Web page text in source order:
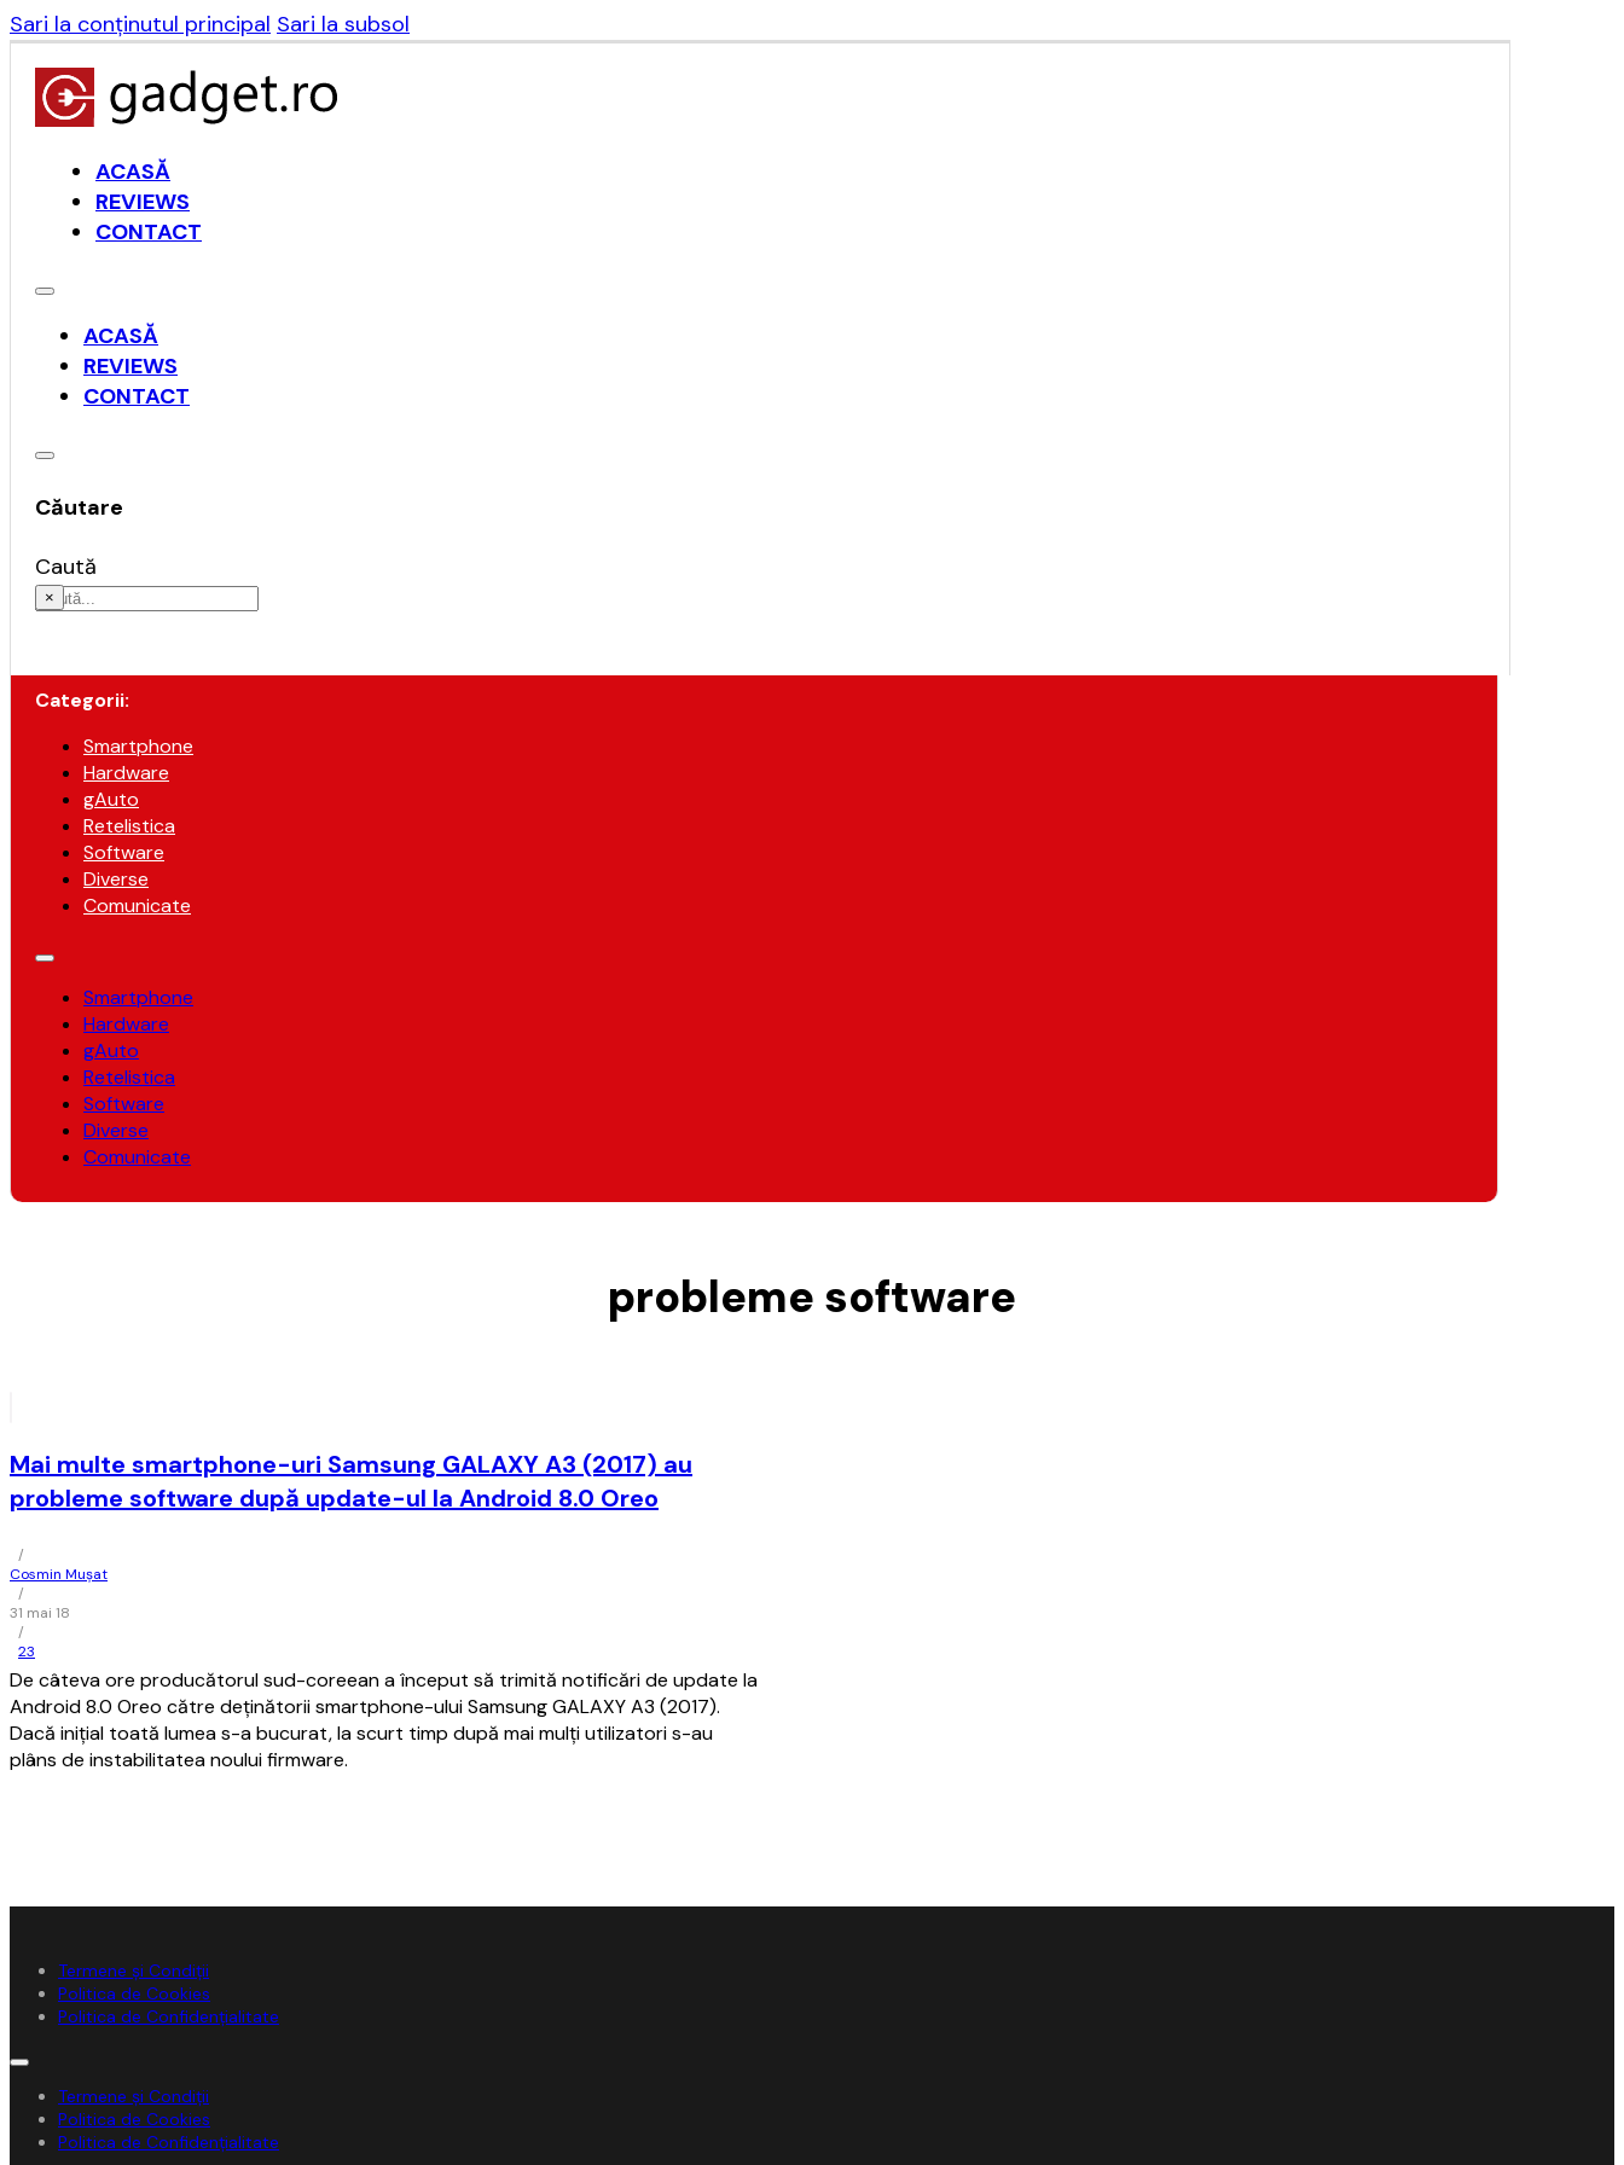
Sari la conținutul principal Sari la subsol
ACASĂ
REVIEWS
CONTACT
ACASĂ
REVIEWS
CONTACT
Căutare
Caută
×
Categorii:
Smartphone
Hardware
gAuto
Retelistica
Software
Diverse
Comunicate
Smartphone
Hardware
gAuto
Retelistica
Software
Diverse
Comunicate
probleme software
Mai multe smartphone-uri Samsung GALAXY A3 (2017) au
probleme software după update-ul la Android 8.0 Oreo
/
Cosmin Mușat
/
31 mai 18
/
23
De câteva ore producătorul sud-coreean a început să trimită notificări de update la
Android 8.0 Oreo către deţinătorii smartphone-ului Samsung GALAXY A3 (2017).
Dacă iniţial toată lumea s-a bucurat, la scurt timp după mai mulţi utilizatori s-au
plâns de instabilitatea noului firmware.
Termene și Condiții
Politica de Cookies
Politica de Confidențialitate
Termene și Condiții
Politica de Cookies
Politica de Confidențialitate